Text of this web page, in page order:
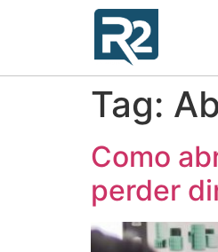
Tag:
Como
perder